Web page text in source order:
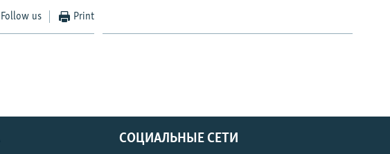
Follow us Print
СОЦИАЛЬНЫЕ СЕТИ